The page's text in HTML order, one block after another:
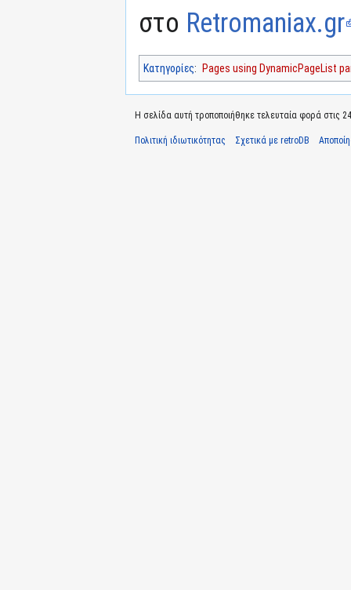
στο Retromaniax.gr
Κατηγορίες: Pages using DynamicPageList
Η σελίδα αυτή τροποποιήθηκε τελευταία φορά στις
Πολιτική ιδιωτικότητας Σχετικά με retroDB